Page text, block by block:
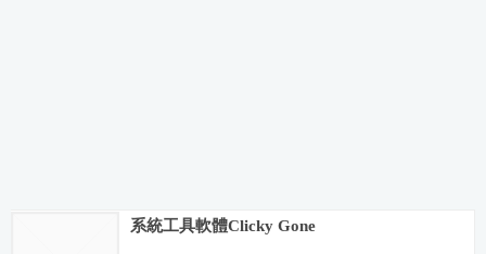
系統工具軟體Clicky Gone